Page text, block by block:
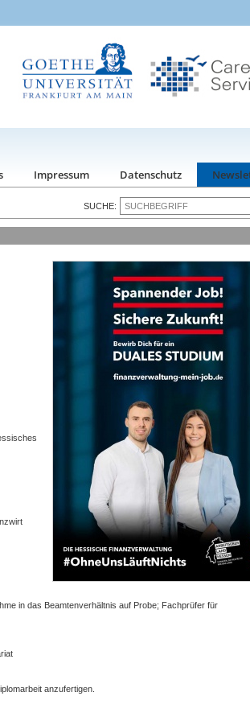
Impressum Datenschutz
SUCHE:
in das Beamtenverhältnis auf Probe; Fachprüfer für
anzufertigen.